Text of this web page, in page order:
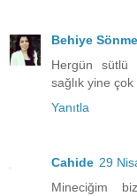
Behiye
Hergün sütlü
sağlık yine
Yanıtla
Cahide 29
Mineciğim